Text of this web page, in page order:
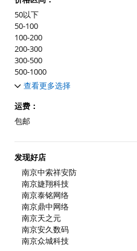
8个
9个
10个
11个
12个
50以下
50-100
100-200
200-300
300-500
500-1000
1000-3000
查看更多选择
运费：
包邮
发现好店
南京中索祥安防
南京婕翔科技
南京泰铭网络
南京鼎中网络
南京天之元
南京安久数码
南京众城科技